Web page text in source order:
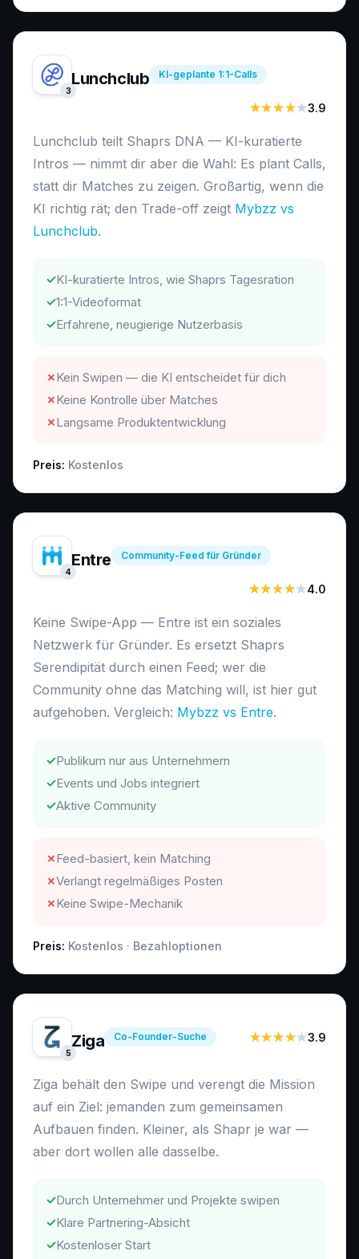
3
Lunchclub KI-geplante 1:1-Calls
★★★★★3.9
Lunchclub teilt Shaprs DNA — KI-kuratierte
Intros — nimmt dir aber die Wahl: Es plant Calls,
statt dir Matches zu zeigen. Großartig, wenn die
KI richtig rät; den Trade-off zeigt Mybzz vs
Lunchclub.
✓KI-kuratierte Intros, wie Shaprs Tagesration
✓1:1-Videoformat
✓Erfahrene, neugierige Nutzerbasis
✗Kein Swipen — die KI entscheidet für dich
✗Keine Kontrolle über Matches
✗Langsame Produktentwicklung
Preis: Kostenlos
4
Entre Community-Feed für Gründer
★★★★★4.0
Keine Swipe-App — Entre ist ein soziales
Netzwerk für Gründer. Es ersetzt Shaprs
Serendipität durch einen Feed; wer die
Community ohne das Matching will, ist hier gut
aufgehoben. Vergleich: Mybzz vs Entre.
✓Publikum nur aus Unternehmern
✓Events und Jobs integriert
✓Aktive Community
✗Feed-basiert, kein Matching
✗Verlangt regelmäßiges Posten
✗Keine Swipe-Mechanik
Preis: Kostenlos · Bezahloptionen
5
Ziga Co-Founder-Suche ★★★★★3.9
Ziga behält den Swipe und verengt die Mission
auf ein Ziel: jemanden zum gemeinsamen
Aufbauen finden. Kleiner, als Shapr je war —
aber dort wollen alle dasselbe.
✓Durch Unternehmer und Projekte swipen
✓Klare Partnering-Absicht
✓Kostenloser Start